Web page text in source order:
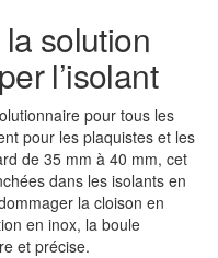
solution
l’isolant
pour tous les
pour les plaquistes et les
de 35 mm à 40 mm, cet
dans les isolants en
la cloison en
en inox, la boule
et précise.